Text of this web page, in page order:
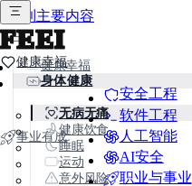
跳到主要内容
FEEI
健康幸福
事业有成
安全工程
软件工程
人工智能
AI安全
职业与事业
健康幸福
身体健康
无病无痛
健康饮食
睡眠
运动
意外风险